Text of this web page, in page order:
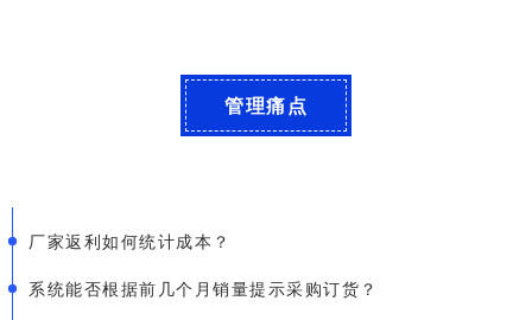
管理痛点
厂家返利如何统计成本？
系统能否根据前几个月销量提示采购订货？